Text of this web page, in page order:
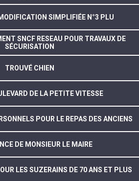
SIMPLIFIÉE N°3 PLU
SNCF RESEAU POUR TRAVAUX DE
SÉCURISATION
TROUVÉ CHIEN
DE LA PETITE VITESSE
POUR LE REPAS DES ANCIENS
DE MONSIEUR LE MAIRE
LES SUZERAINS DE 70 ANS ET PLUS